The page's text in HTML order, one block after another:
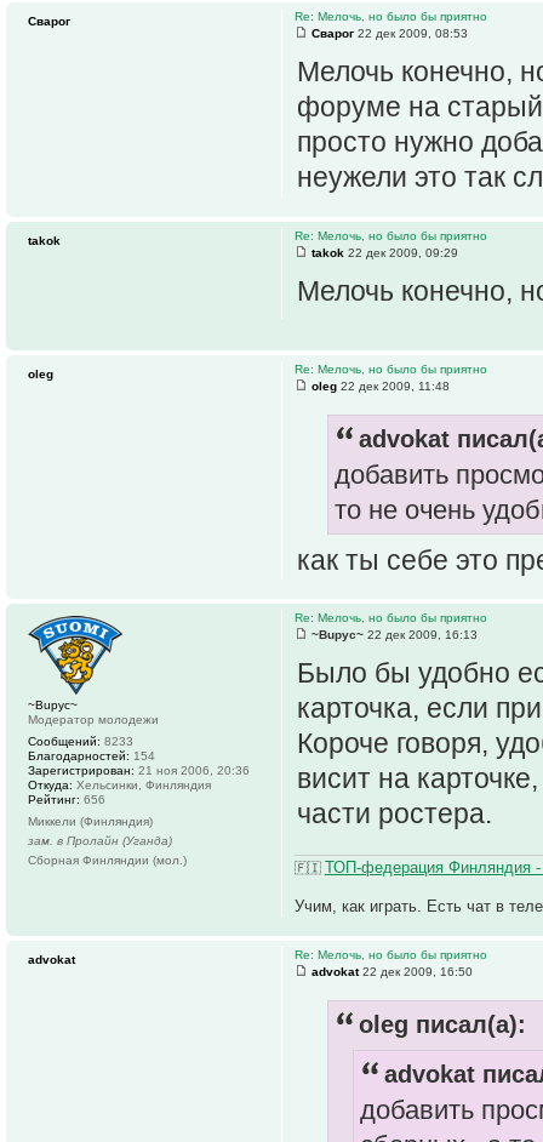
Re: Мелочь, но было бы приятно
Сварог 22 дек 2009, 08:53
Мелочь конечно,
форуме на старый
просто нужно
неужели это так
Сварог
Re: Мелочь, но было бы приятно
takok 22 дек 2009, 09:29
Мелочь конечно,
takok
Re: Мелочь, но было бы приятно
oleg 22 дек 2009, 11:48
advokat
добавить
то не очень
как ты себе это
oleg
Re: Мелочь, но было бы приятно
~Bupyc~ 22 дек 2009, 16:13
Было бы удобно
карточка, если
Короче говоря,
висит на
части ростера.
🇫🇮 ТОП-федерация Финляндия
Учим, как играть. Есть чат в
~Bupyc~
Модератор молодежи
Сообщений: 8233
Благодарностей: 154
Зарегистрирован: 21 ноя 2006, 20:36
Откуда: Хельсинки, Финляндия
Рейтинг: 656
Миккели (Финляндия)
зам. в Пролайн (Уганда)
Сборная Финляндии (мол.)
Re: Мелочь, но было бы приятно
advokat22 дек 2009, 16:50
oleg писал(а):
advokat
добавить
advokat